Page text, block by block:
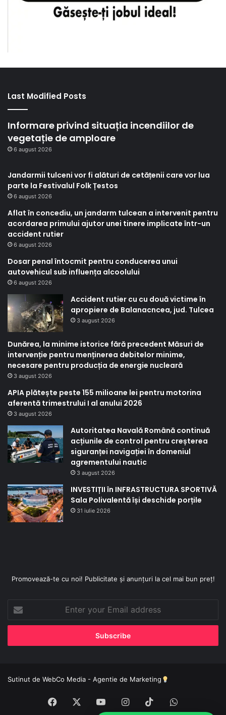
Last Modified Posts
Informare privind situația incendiilor de
vegetație de amploare
6 august 2026
Jandarmii tulceni vor fi alături de cetățenii care vor lua
parte la Festivalul Folk Țestos
6 august 2026
Aflat în concediu, un jandarm tulcean a intervenit pentru
acordarea primului ajutor unei tinere implicate într-un
accident rutier
6 august 2026
Dosar penal întocmit pentru conducerea unui
autovehicul sub influența alcoolului
6 august 2026
Accident rutier cu cu două victime în
apropiere de Balanacncea, jud. Tulcea
3 august 2026
Dunărea, la minime istorice fără precedent Măsuri de
intervenție pentru menținerea debitelor minime,
necesare pentru producția de energie nucleară
3 august 2026
APIA plătește peste 155 milioane lei pentru motorina
aferentă trimestrului I al anului 2026
3 august 2026
Autoritatea Navală Română continuă
acțiunile de control pentru creșterea
siguranței navigației în domeniul
agrementului nautic
3 august 2026
INVESTIȚII în INFRASTRUCTURA SPORTIVĂ
Sala Polivalentă își deschide porțile
31 iulie 2026
Promovează-te cu noi! Publicitate și anunțuri la cel mai bun preț!
Enter
your
Email
Sutinut de WebCo Media - Agentie de Marketing
Facebook YouTubeInstagram
TikTokWhatsApp